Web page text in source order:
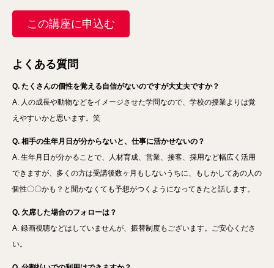
この講座に申込む
よくある質問
Q. たくさんの個性を覚える自信がないのですが大丈夫ですか？
A. 人の成長や動物などをイメージさせた学問なので、学校の授業よりは覚
えやすいかと思います。笑
Q. 相手の生年月日が分からないと、仕事に活かせないの？
A. 生年月日が分かることで、人材育成、営業、接客、採用など幅広く活用
できますが、多くの方は受講後数ヶ月もしないうちに、もしかしてあの人の
個性〇〇かも？と聞かなくても予想がつくようになってきたと話します。
Q. 欠席した場合のフォローは？
A. 録画視聴などはしていませんが、振替制度もございます。ご安心くださ
い。